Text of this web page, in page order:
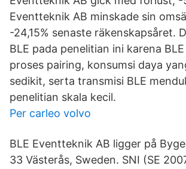
Eventteknik AB minskade sin
-24,15% senaste räkenskapsåret.
BLE pada penelitian ini karena
proses pairing, konsumsi daya
sedikit, serta transmisi BLE
penelitian skala kecil.
Per carleo volvo
BLE Eventteknik AB ligger på
33 Västerås, Sweden. SNI (SE